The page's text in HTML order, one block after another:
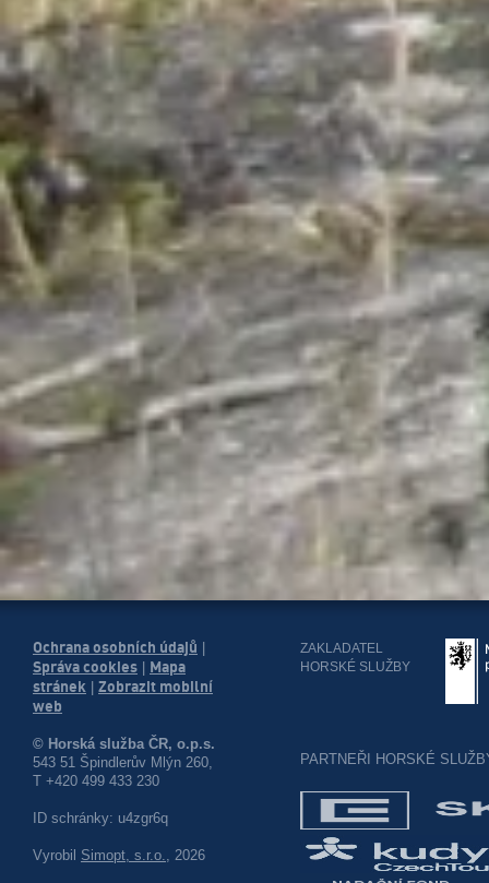
Ochrana osobních údajů
Správa cookies
Mapa
stránek
Zobrazit mobilní
web
© Horská služba ČR, o.p.s.
543 51 Špindlerův Mlýn 260,
T +420 499 433 230
ID schránky: u4zgr6q
Vyrobil Simopt, s.r.o., 2026
ZAKLADATEL
HORSKÉ SLUŽBY
PARTNEŘI HORSKÉ